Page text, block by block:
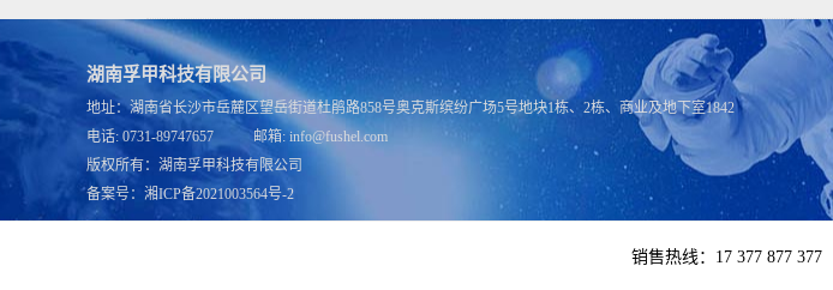
湖南孚甲科技有限公司
地址：湖南省长沙市岳麓区望岳街道杜鹃路858号奥克斯缤纷广场5号地块1栋、2栋、商业及地下室1842
电话: 0731-89747657 邮箱: info@fushel.com
版权所有： 湖南孚甲科技有限公司
备案号： 湘ICP备2021003564号-2
销售热线：17 377 877 377